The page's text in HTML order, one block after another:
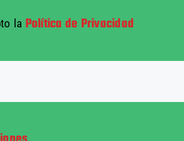
la Política de Privacidad